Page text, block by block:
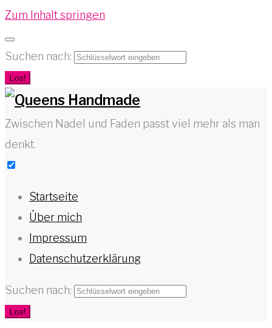
Zum Inhalt springen
Suchen nach:
Los!
Zwischen Nadel und Faden passt viel mehr als man
denkt.
Startseite
Über mich
Impressum
Datenschutzerklärung
Suchen nach:
Los!